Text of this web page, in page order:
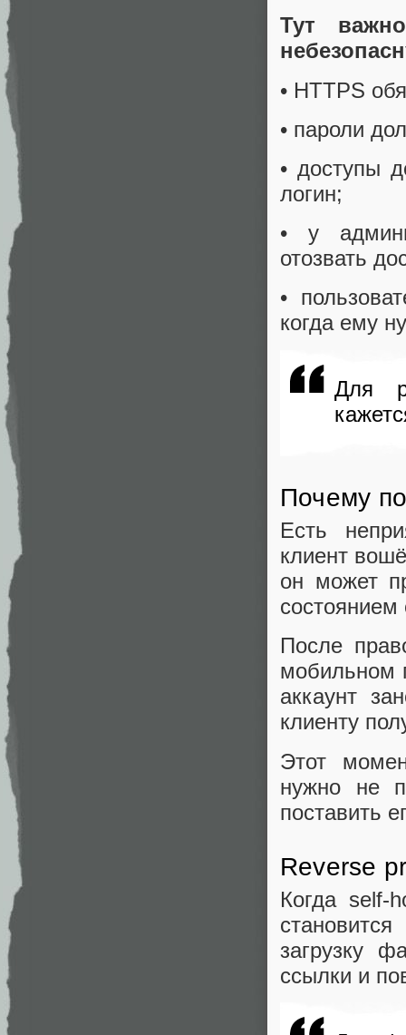
Тут
• HTTPS
• пароли
• доступы
логин;
• у
отозвать
•
когда ему
Для
Почему
Есть
клиент
он может
состоянием
После
мобильном
аккаунт
клиенту
Этот
нужно не
поставить
Reverse
Когда self-
загрузку
ссылки и